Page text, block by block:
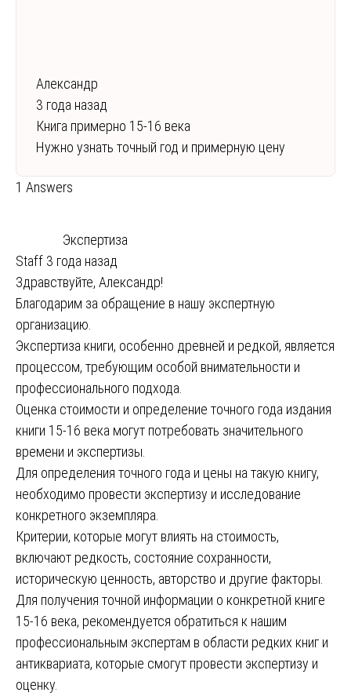
Александр
3 года назад
Книга примерно 15-16 века
Нужно узнать точный год и примерную цену
1 Answers
Экспертиза
Staff 3 года назад
Здравствуйте, Александр!
Благодарим за обращение в нашу экспертную
организацию.
Экспертиза книги, особенно древней и редкой, является
процессом, требующим особой внимательности и
профессионального подхода.
Оценка стоимости и определение точного года издания
книги 15-16 века могут потребовать значительного
времени и экспертизы.
Для определения точного года и цены на такую книгу,
необходимо провести экспертизу и исследование
конкретного экземпляра.
Критерии, которые могут влиять на стоимость,
включают редкость, состояние сохранности,
историческую ценность, авторство и другие факторы.
Для получения точной информации о конкретной книге
15-16 века, рекомендуется обратиться к нашим
профессиональным экспертам в области редких книг и
антиквариата, которые смогут провести экспертизу и
оценку.